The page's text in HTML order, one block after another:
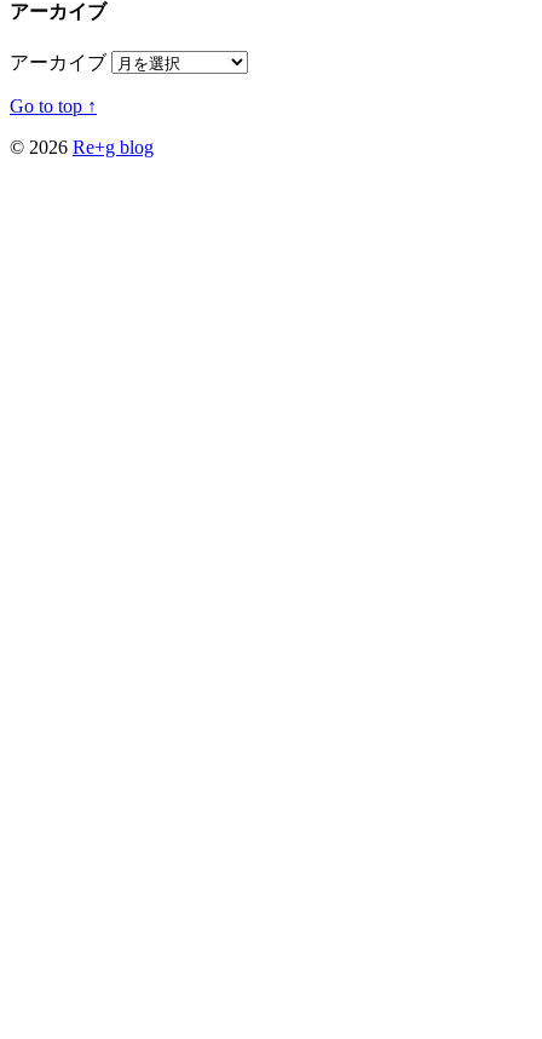
アーカイブ
アーカイブ
Go to top ↑
© 2026 Re+g blog